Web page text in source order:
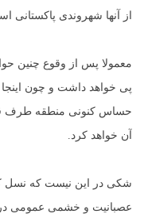
از آنها شهروندی پاکستانی
معمولا پس از وقوع چنین
پی خواهد داشت و چون
حساس کنونی منطقه طرف
آن خواهد کرد.
شکی در این نیست که نسل
عصبانیت و خشمی عمومی